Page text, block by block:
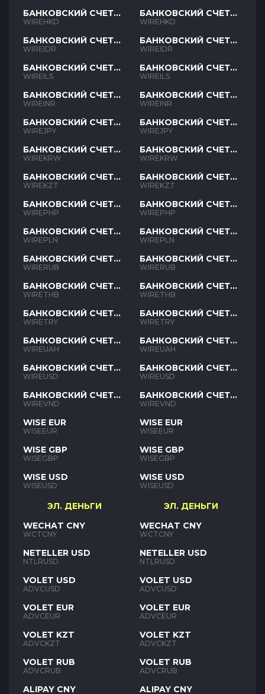
БАНКОВСКИЙ СЧЕТ
HKD
WIREHKD
БАНКОВСКИЙ СЧЕТ
IDR
WIREIDR
БАНКОВСКИЙ СЧЕТ
ILS
WIREILS
БАНКОВСКИЙ СЧЕТ
INR
WIREINR
БАНКОВСКИЙ СЧЕТ
JPY
WIREJPY
БАНКОВСКИЙ СЧЕТ
KRW
WIREKRW
БАНКОВСКИЙ СЧЕТ
KZT
WIREKZT
БАНКОВСКИЙ СЧЕТ
PHP
WIREPHP
БАНКОВСКИЙ СЧЕТ
PLN
WIREPLN
БАНКОВСКИЙ СЧЕТ
RUB
WIRERUB
БАНКОВСКИЙ СЧЕТ
THB
WIRETHB
БАНКОВСКИЙ СЧЕТ
TRY
WIRETRY
БАНКОВСКИЙ СЧЕТ
UAH
WIREUAH
БАНКОВСКИЙ СЧЕТ
USD
WIREUSD
БАНКОВСКИЙ СЧЕТ
VND
WIREVND
WISE EUR
WISEEUR
WISE GBP
WISEGBP
WISE USD
WISEUSD
ЭЛ. ДЕНЬГИ
WECHAT CNY
WCTCNY
NETELLER USD
NTLRUSD
VOLET USD
ADVCUSD
VOLET EUR
ADVCEUR
VOLET KZT
ADVCKZT
VOLET RUB
ADVCRUB
ALIPAY CNY
БАНКОВСКИЙ СЧЕТ
HKD
WIREHKD
БАНКОВСКИЙ СЧЕТ
IDR
WIREIDR
БАНКОВСКИЙ СЧЕТ
ILS
WIREILS
БАНКОВСКИЙ СЧЕТ
INR
WIREINR
БАНКОВСКИЙ СЧЕТ
JPY
WIREJPY
БАНКОВСКИЙ СЧЕТ
KRW
WIREKRW
БАНКОВСКИЙ СЧЕТ
KZT
WIREKZT
БАНКОВСКИЙ СЧЕТ
PHP
WIREPHP
БАНКОВСКИЙ СЧЕТ
PLN
WIREPLN
БАНКОВСКИЙ СЧЕТ
RUB
WIRERUB
БАНКОВСКИЙ СЧЕТ
THB
WIRETHB
БАНКОВСКИЙ СЧЕТ
TRY
WIRETRY
БАНКОВСКИЙ СЧЕТ
UAH
WIREUAH
БАНКОВСКИЙ СЧЕТ
USD
WIREUSD
БАНКОВСКИЙ СЧЕТ
VND
WIREVND
WISE EUR
WISEEUR
WISE GBP
WISEGBP
WISE USD
WISEUSD
ЭЛ. ДЕНЬГИ
WECHAT CNY
WCTCNY
NETELLER USD
NTLRUSD
VOLET USD
ADVCUSD
VOLET EUR
ADVCEUR
VOLET KZT
ADVCKZT
VOLET RUB
ADVCRUB
ALIPAY CNY